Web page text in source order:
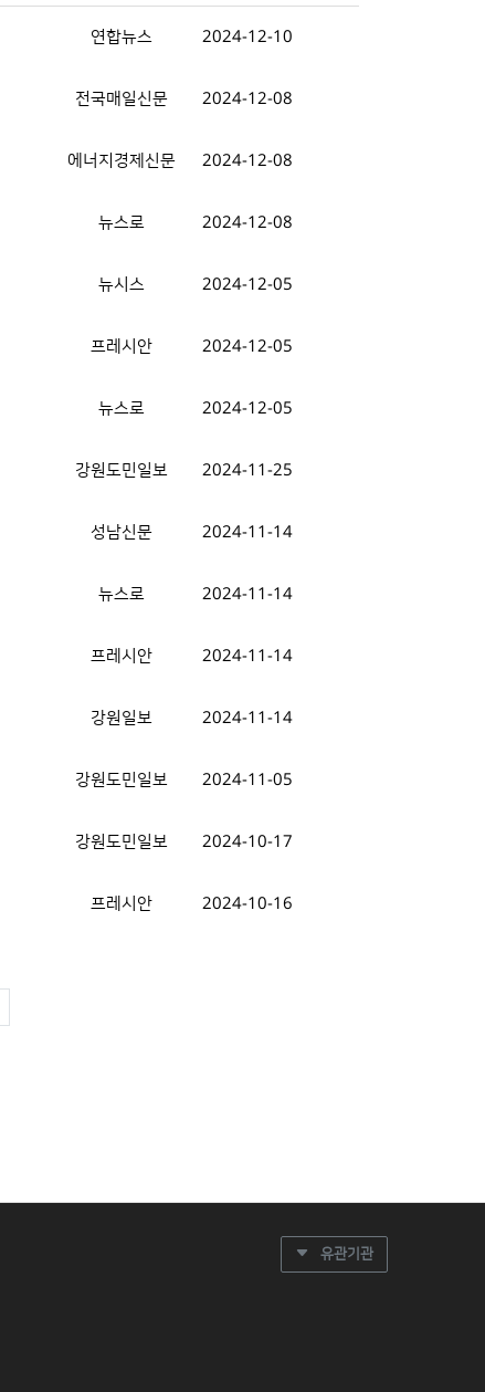
연합뉴스 2024-12-10
전국매일신문 2024-12-08
에너지경제신문 2024-12-08
뉴스로 2024-12-08
뉴시스 2024-12-05
프레시안 2024-12-05
뉴스로 2024-12-05
강원도민일보 2024-11-25
성남신문 2024-11-14
뉴스로 2024-11-14
프레시안 2024-11-14
강원일보 2024-11-14
강원도민일보 2024-11-05
강원도민일보 2024-10-17
프레시안 2024-10-16
유관기관